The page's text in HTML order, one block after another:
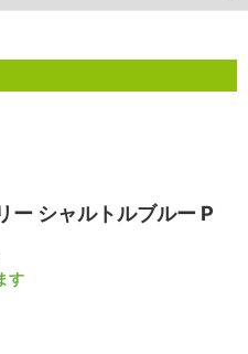
シャルトルブルー P
す